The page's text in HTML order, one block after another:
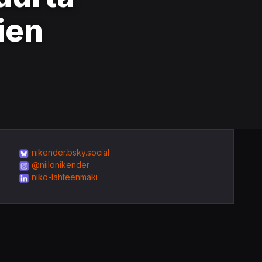
nikender.bsky.social
@niilonikender
niko-lahteenmaki